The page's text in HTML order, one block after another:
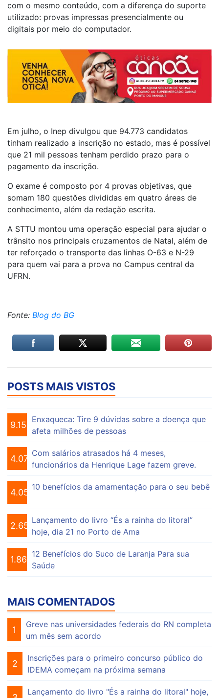
com o mesmo conteúdo, com a diferença do suporte
utilizado: provas impressas presencialmente ou
digitais por meio do computador.
Em julho, o Inep divulgou que 94.773 candidatos
tinham realizado a inscrição no estado, mas é possível
que 21 mil pessoas tenham perdido prazo para o
pagamento da inscrição.
O exame é composto por 4 provas objetivas, que
somam 180 questões divididas em quatro áreas de
conhecimento, além da redação escrita.
A STTU montou uma operação especial para ajudar o
trânsito nos principais cruzamentos de Natal, além de
ter reforçado o transporte das linhas O-63 e N-29
para quem vai para a prova no Campus central da
UFRN.
Fonte: Blog do BG
POSTS MAIS VISTOS
9.155
Enxaqueca: Tire 9 dúvidas sobre a doença que
afeta milhões de pessoas
4.075
Com salários atrasados há 4 meses,
funcionários da Henrique Lage fazem greve.
4.056
10 benefícios da amamentação para o seu bebê
2.652
Lançamento do livro “És a rainha do litoral”
hoje, dia 21 no Porto de Ama
1.864
12 Benefícios do Suco de Laranja Para sua
Saúde
MAIS COMENTADOS
1
Greve nas universidades federais do RN completa
um mês sem acordo
2
Inscrições para o primeiro concurso público do
IDEMA começam na próxima semana
Lançamento do livro "És a rainha do litoral" hoje,